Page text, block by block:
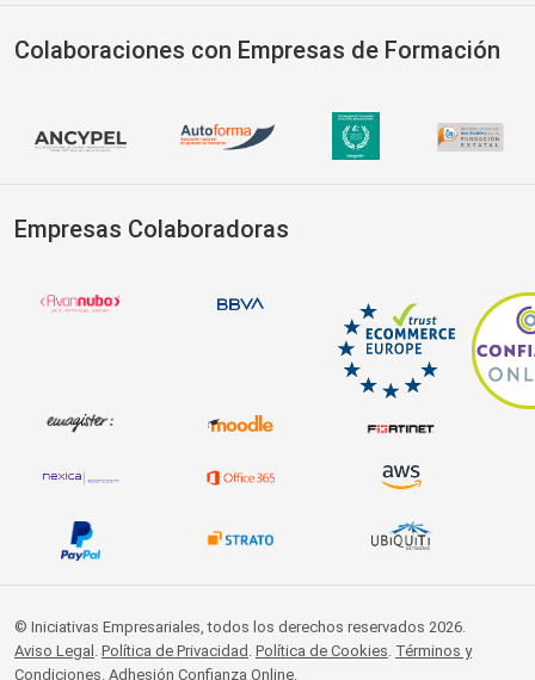
Colaboraciones con Empresas de Formación
Empresas Colaboradoras
© Iniciativas Empresariales, todos los derechos reservados 2026.
Aviso Legal
Política de Privacidad Política de Cookies Términos y
Condiciones Adhesión Confianza Online